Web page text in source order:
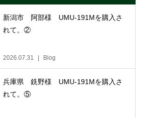
新潟市 阿部様 UMU-191Mを購入さ
れて。②
2026.07.31 Blog
兵庫県 銑野様 UMU-191Mを購入さ
れて。⑤